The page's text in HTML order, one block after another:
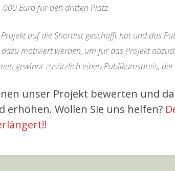
Euro für den dritten Platz.
auf die Shortlist geschafft hat und das
dazu motiviert werden, um für das Projekt
gewinnt zusätzlich einen Publikumspreis,
unser Projekt bewerten und
erhöhen. Wollen Sie uns helfen?